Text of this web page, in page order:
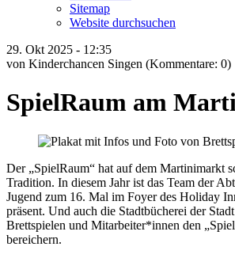
Sitemap
Website durchsuchen
29. Okt 2025 - 12:35
von Kinderchancen Singen (Kommentare: 0)
SpielRaum am
Der „SpielRaum“ hat auf dem Martinimarkt
Tradition. In diesem Jahr ist das Team der
Jugend zum 16. Mal im Foyer des Holiday
präsent. Und auch die Stadtbücherei der
Brettspielen und Mitarbeiter*innen den
bereichern.